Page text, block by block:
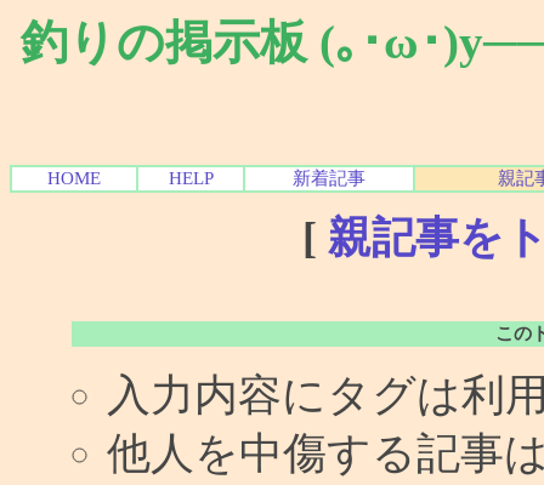
釣りの掲示板 (｡･ω･
HOME HELP 新着記事 親記
[ 親記事を
この
入力内容にタグは利
他人を中傷する記事